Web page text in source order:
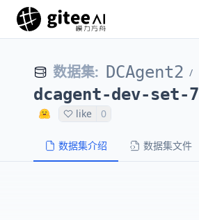
数据集: DCAgent2 /
dcagent-dev-set-
like 0
数据集介绍 数据集文件